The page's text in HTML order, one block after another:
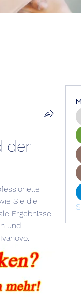
der
Sie die
Ergebnisse
und